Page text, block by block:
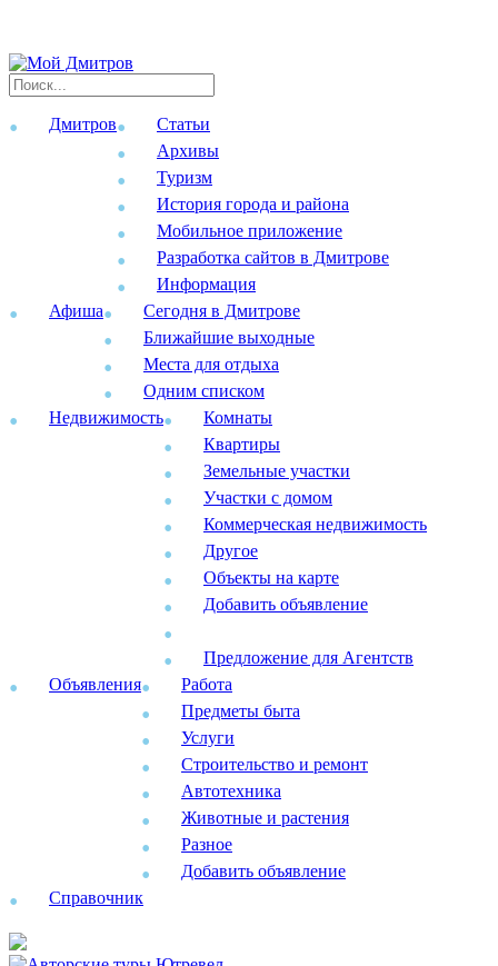
Дмитров
Статьи
Архивы
Туризм
История города и района
Мобильное приложение
Разработка сайтов в Дмитрове
Информация
Афиша
Сегодня в Дмитрове
Ближайшие выходные
Места для отдыха
Одним списком
Недвижимость
Комнаты
Квартиры
Земельные участки
Участки с домом
Коммерческая недвижимость
Другое
Объекты на карте
Добавить объявление
Предложение для Агентств
Объявления
Работа
Предметы быта
Услуги
Строительство и ремонт
Автотехника
Животные и растения
Разное
Добавить объявление
Справочник